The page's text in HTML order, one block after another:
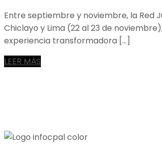
Entre septiembre y noviembre, la Red
Chiclayo y Lima (22 al 23 de
experiencia transformadora […]
LEER MÁS